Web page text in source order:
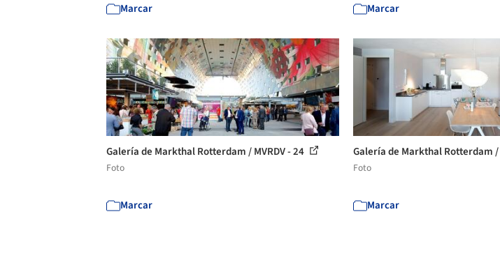
Marcar Marcar
Galería de Markthal Rotterdam / MVRDV - 24
Foto
Marcar
Galería de Markthal Rotterdam /
Foto
Marcar